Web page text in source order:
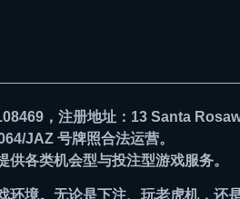
，注册地址：13 Santa
JAZ 号牌照合法运营。
各类机会型与投注型游戏服务。
环境。无论是下注、玩老虎机，还